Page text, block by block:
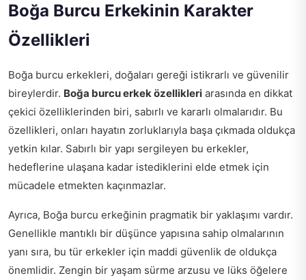
Boğa Burcu Erkekinin Karakter
Özellikleri
Boğa burcu erkekleri, doğaları gereği istikrarlı ve güvenilir
bireylerdir. Boğa burcu erkek özellikleri arasında en dikkat
çekici özelliklerinden biri, sabırlı ve kararlı olmalarıdır. Bu
özellikleri, onları hayatın zorluklarıyla başa çıkmada oldukça
yetkin kılar. Sabırlı bir yapı sergileyen bu erkekler,
hedeflerine ulaşana kadar istediklerini elde etmek için
mücadele etmekten kaçınmazlar.
Ayrıca, Boğa burcu erkeğinin pragmatik bir yaklaşımı vardır.
Genellikle mantıklı bir düşünce yapısına sahip olmalarının
yanı sıra, bu tür erkekler için maddi güvenlik de oldukça
önemlidir. Zengin bir yaşam sürme arzusu ve lüks öğelere